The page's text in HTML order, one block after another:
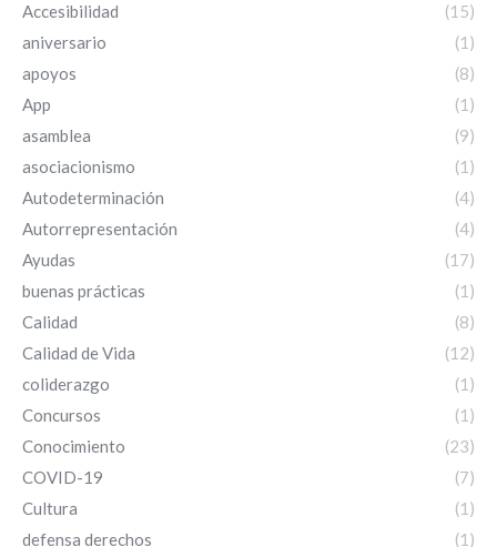
Accesibilidad
(15)
aniversario
(1)
apoyos
(8)
App
(1)
asamblea
(9)
asociacionismo
(1)
Autodeterminación
(4)
Autorrepresentación
(4)
Ayudas
(17)
buenas prácticas
(1)
Calidad
(8)
Calidad de Vida
(12)
coliderazgo
(1)
Concursos
(1)
Conocimiento
(23)
COVID-19
(7)
Cultura
(1)
defensa derechos
(1)